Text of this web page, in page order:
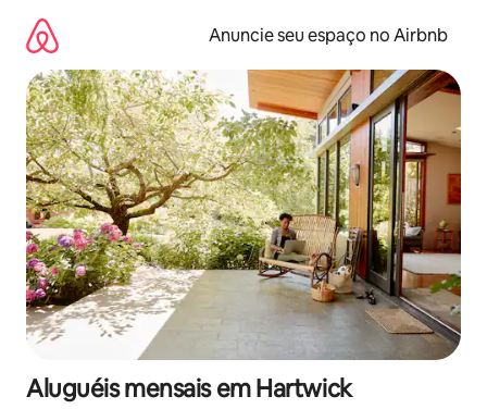
para
conteúdo
Anuncie seu espaço no Airbnb
Aluguéis mensais em Hartwick